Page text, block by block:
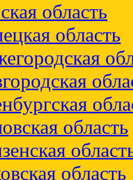
область
область
область
область